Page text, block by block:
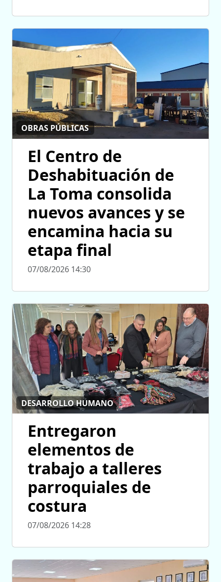
OBRAS PÚBLICAS
El Centro de
Deshabituación de
La Toma consolida
nuevos avances y se
encamina hacia su
etapa final
07/08/2026 14:30
DESARROLLO HUMANO
Entregaron
elementos de
trabajo a talleres
parroquiales de
costura
07/08/2026 14:28